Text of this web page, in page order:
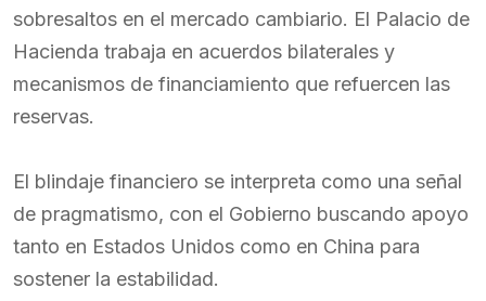
sobresaltos en el mercado cambiario. El Palacio de
Hacienda trabaja en acuerdos bilaterales y
mecanismos de financiamiento que refuercen las
reservas.
El blindaje financiero se interpreta como una señal
de pragmatismo, con el Gobierno buscando apoyo
tanto en Estados Unidos como en China para
sostener la estabilidad.